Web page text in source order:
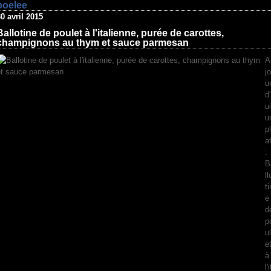
avril 2015
de poulet à l'italienne, purée de carottes,
au thym et sauce parmesan
jo
ur
pl
at
:
e
ul
et
à